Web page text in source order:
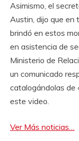
Asimismo, el
Austin, dijo que en
brindó en estos
en asistencia de
Ministerio de
un comunicado
catalogándolas de
este video.
Ver Más noticias…